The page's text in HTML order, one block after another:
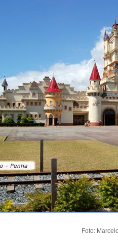
Foto: